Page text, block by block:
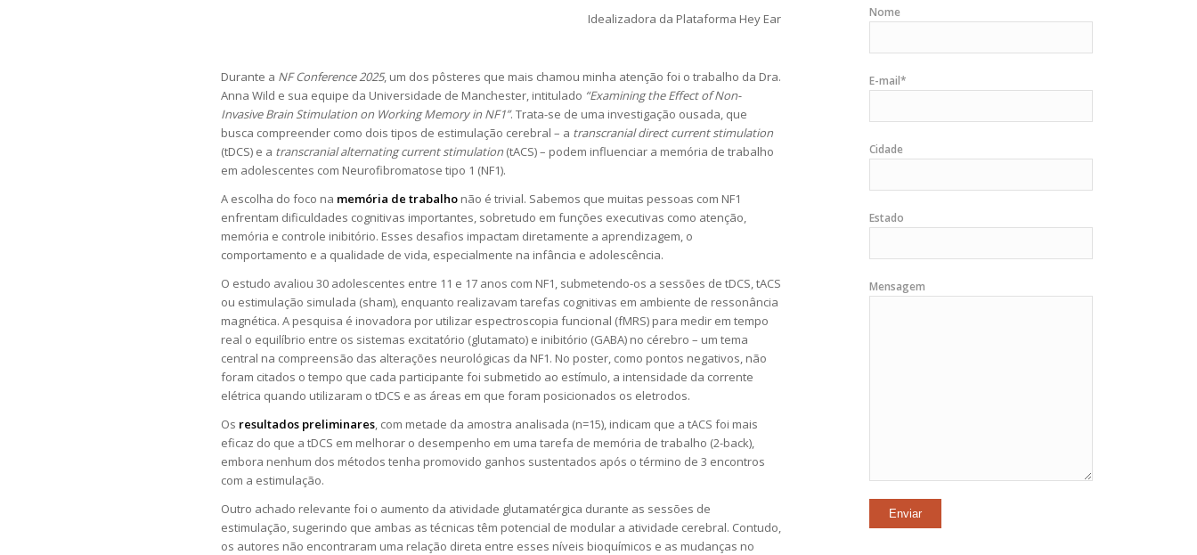
Idealizadora da Plataforma Hey Ear
Durante a NF Conference 2025, um dos pôsteres que mais chamou minha atenção foi o trabalho da Dra.
Anna Wild e sua equipe da Universidade de Manchester, intitulado “Examining the Effect of Non-
Invasive Brain Stimulation on Working Memory in NF1”. Trata-se de uma investigação ousada, que
busca compreender como dois tipos de estimulação cerebral – a transcranial direct current stimulation
(tDCS) e a transcranial alternating current stimulation (tACS) – podem influenciar a memória de trabalho
em adolescentes com Neurofibromatose tipo 1 (NF1).
A escolha do foco na memória de trabalho não é trivial. Sabemos que muitas pessoas com NF1
enfrentam dificuldades cognitivas importantes, sobretudo em funções executivas como atenção,
memória e controle inibitório. Esses desafios impactam diretamente a aprendizagem, o
comportamento e a qualidade de vida, especialmente na infância e adolescência.
O estudo avaliou 30 adolescentes entre 11 e 17 anos com NF1, submetendo-os a sessões de tDCS, tACS
ou estimulação simulada (sham), enquanto realizavam tarefas cognitivas em ambiente de ressonância
magnética. A pesquisa é inovadora por utilizar espectroscopia funcional (fMRS) para medir em tempo
real o equilíbrio entre os sistemas excitatório (glutamato) e inibitório (GABA) no cérebro – um tema
central na compreensão das alterações neurológicas da NF1. No poster, como pontos negativos, não
foram citados o tempo que cada participante foi submetido ao estímulo, a intensidade da corrente
elétrica quando utilizaram o tDCS e as áreas em que foram posicionados os eletrodos.
Os resultados preliminares, com metade da amostra analisada (n=15), indicam que a tACS foi mais
eficaz do que a tDCS em melhorar o desempenho em uma tarefa de memória de trabalho (2-back),
embora nenhum dos métodos tenha promovido ganhos sustentados após o término de 3 encontros
com a estimulação.
Outro achado relevante foi o aumento da atividade glutamatérgica durante as sessões de
estimulação, sugerindo que ambas as técnicas têm potencial de modular a atividade cerebral. Contudo,
os autores não encontraram uma relação direta entre esses níveis bioquímicos e as mudanças no
Nome
E-mail*
Cidade
Estado
Mensagem